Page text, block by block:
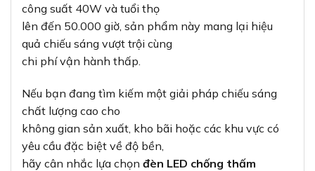
công suất 40W và tuổi thọ
lên đến 50.000 giờ, sản phẩm này mang lại hiệu
quả chiếu sáng vượt trội cùng
chi phí vận hành thấp.
Nếu bạn đang tìm kiếm một giải pháp chiếu sáng
chất lượng cao cho
không gian sản xuất, kho bãi hoặc các khu vực có
yêu cầu đặc biệt về độ bền,
hãy cân nhắc lựa chọn đèn LED chống thấm